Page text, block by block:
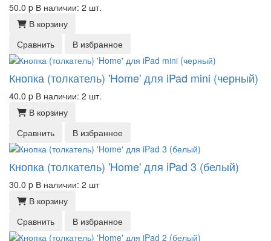
50.0 p В наличии: 2 шт.
В корзину
Сравнить
В избранное
Кнопка (толкатель) 'Home' для iPad mini (черный)
40.0 p В наличии: 2 шт.
В корзину
Сравнить
В избранное
Кнопка (толкатель) 'Home' для iPad 3 (белый)
30.0 p В наличии: 2 шт
В корзину
Сравнить
В избранное